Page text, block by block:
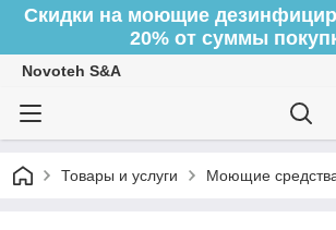
Скидки на моющие
20% от суммы
Novoteh S&A
Товары и услуги Моющие